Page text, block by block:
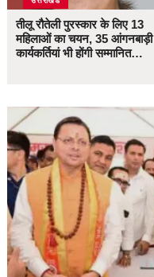
तीलू रौतेली पुरस्कार के लिए 13
महिलाओं का चयन, 35 आंगनबाड़ी
कार्यकर्तियां भी होंगी सम्मानित…